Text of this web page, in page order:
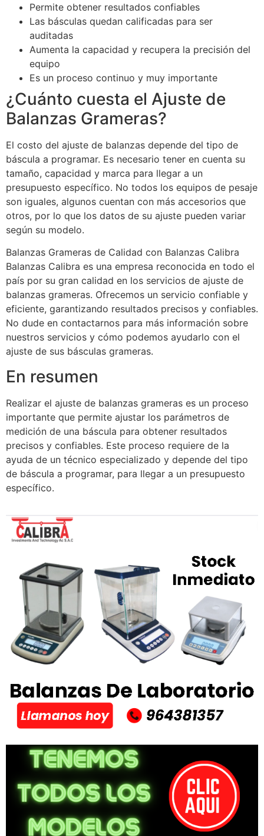
Permite obtener resultados confiables
Las básculas quedan calificadas para ser
auditadas
Aumenta la capacidad y recupera la precisión del
equipo
Es un proceso continuo y muy importante
¿Cuánto cuesta el Ajuste de
Balanzas Grameras?
El costo del ajuste de balanzas depende del tipo de
báscula a programar. Es necesario tener en cuenta su
tamaño, capacidad y marca para llegar a un
presupuesto específico. No todos los equipos de pesaje
son iguales, algunos cuentan con más accesorios que
otros, por lo que los datos de su ajuste pueden variar
según su modelo.
Balanzas Grameras de Calidad con Balanzas Calibra
Balanzas Calibra es una empresa reconocida en todo el
país por su gran calidad en los servicios de ajuste de
balanzas grameras. Ofrecemos un servicio confiable y
eficiente, garantizando resultados precisos y confiables.
No dude en contactarnos para más información sobre
nuestros servicios y cómo podemos ayudarlo con el
ajuste de sus básculas grameras.
En resumen
Realizar el ajuste de balanzas grameras es un proceso
importante que permite ajustar los parámetros de
medición de una báscula para obtener resultados
precisos y confiables. Este proceso requiere de la
ayuda de un técnico especializado y depende del tipo
de báscula a programar, para llegar a un presupuesto
específico.